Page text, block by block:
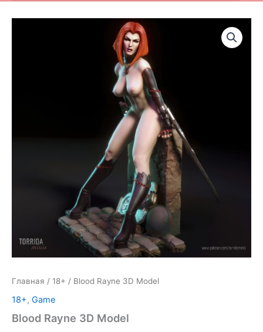
Главная / 18+ / Blood Rayne 3D Model
18+, Game
Blood Rayne 3D Model